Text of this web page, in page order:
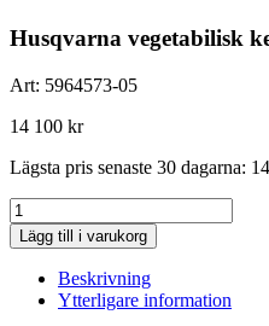
Husqvarna vegetabilisk
Art: 5964573-05
14 100 kr
Lägsta pris senaste 30 dagarna:
Husqvarna
vegetabilisk
kedjeolja
Guard
Lägg till i varukorg
Beskrivning
Ytterligare information